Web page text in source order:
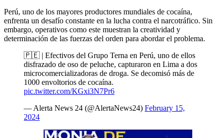
Perú, uno de los mayores productores mundiales de cocaína,
enfrenta un desafío constante en la lucha contra el narcotráfico. Sin
embargo, operativos como este muestran la creatividad y
determinación de las fuerzas del orden para abordar el problema.
🇵🇪 | Efectivos del Grupo Terna en Perú, uno de ellos
disfrazado de oso de peluche, capturaron en Lima a dos
microcomercializadoras de droga. Se decomisó más de
1000 envoltorios de cocaína.
pic.twitter.com/KGxi3N7Pr6
— Alerta News 24 (@AlertaNews24) February 15,
2024